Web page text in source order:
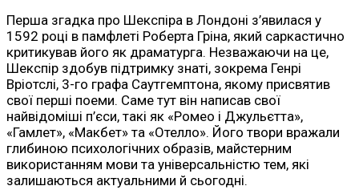
Перша згадка про Шекспіра в Лондоні з’явилася у
1592 році в памфлеті Роберта Гріна, який саркастично
критикував його як драматурга. Незважаючи на це,
Шекспір здобув підтримку знаті, зокрема Генрі
Вріотслі, 3-го графа Саутгемптона, якому присвятив
свої перші поеми. Саме тут він написав свої
найвідоміші п’єси, такі як «Ромео і Джульєтта»,
«Гамлет», «Макбет» та «Отелло». Його твори вражали
глибиною психологічних образів, майстерним
використанням мови та універсальністю тем, які
залишаються актуальними й сьогодні.